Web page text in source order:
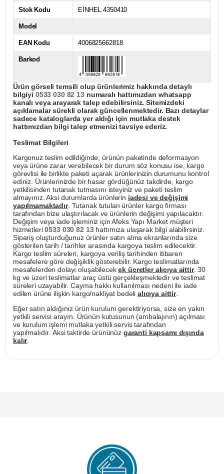
Stok Kodu EİNHEL.4350410
Model
EAN Kodu 4006825662818
Barkod
Ürün görseli temsili olup ürünlerimiz hakkında detaylı
bilgiyi 0533 030 82 13numaralı hattımızdan whatsapp
kanalı veya arayarak talep edebilirsiniz. Sitemizdeki
açıklamalar sürekli olarak güncellenmektedir. Bazı detaylar
sadece kataloglarda yer aldığı için mutlaka destek
hattımızdan bilgi talep etmenizi tavsiye ederiz.
Teslimat Bilgileri
Kargonuz teslim edildiğinde, ürünün paketinde deformasyon
veya ürüne zarar verebilecek bir durum söz konusu ise, kargo
görevlisi ile birlikte paketi açarak ürünlerinizin durumunu kontrol
ediniz. Ürünlerinizde bir hasar gördüğünüz takdirde, kargo
yetkilisinden tutanak tutmasını isteyiniz ve paketi teslim
almayınız. Aksi durumlarda ürünlerin iadesi ve değişimi
yapılmamaktadır. Tutanak tutulan ürünler kargo firması
tarafından bize ulaştırılacak ve ürünlerin değişimi yapılacaktır.
Değişim veya iade işleminiz için Afeks Yapı Market müşteri
hizmetleri0533 030 82 13hattımıza ulaşarak bilgi alabilirsiniz.
Sipariş oluşturduğunuz ürünler satın alma ekranlarında size
gösterilen tarih / tarihler arasında kargoya teslim edilecektir.
Kargo teslim süreleri, kargoya veriliş tarihinden itibaren
mesafelere göre değişiklik gösterebilir. Kargo teslimatlarında
mesafelerden dolayı oluşabilecekek ücretler alıcıya aittir. 30
kg ve üzeri teslimatlar araç üstü gerçekleşmektedir ve teslimat
süreleri uzayabilir. Cayma hakkı kullanılması nedeni ile iade
edilen ürüne ilişkin kargo/nakliyat bedeli alıcıya aittir.
Eğer satın aldığınız ürün kurulum gerektiriyorsa, size en yakın
yetkili servisi arayın. Ürünün kutusunun (ambalajının) açılması
ve kurulum işlemi mutlaka yetkili servis tarafından
yapılmalıdır. Aksi taktirde ürününüz garanti kapsamı dışında
kalır.